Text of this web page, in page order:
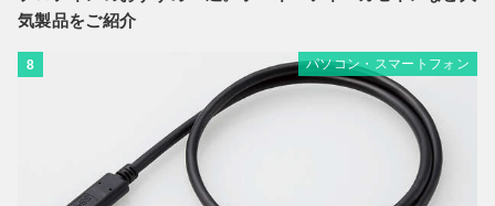
気製品をご紹介
8 パソコン・スマートフォン